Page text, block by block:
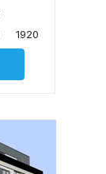
1920